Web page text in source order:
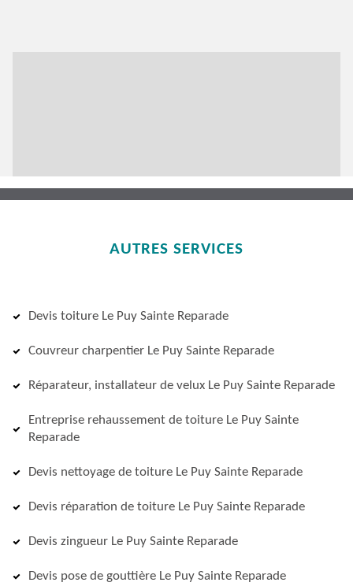
AUTRES SERVICES
Devis toiture Le Puy Sainte Reparade
Couvreur charpentier Le Puy Sainte Reparade
Réparateur, installateur de velux Le Puy Sainte Reparade
Entreprise rehaussement de toiture Le Puy Sainte
Reparade
Devis nettoyage de toiture Le Puy Sainte Reparade
Devis réparation de toiture Le Puy Sainte Reparade
Devis zingueur Le Puy Sainte Reparade
Devis pose de gouttière Le Puy Sainte Reparade